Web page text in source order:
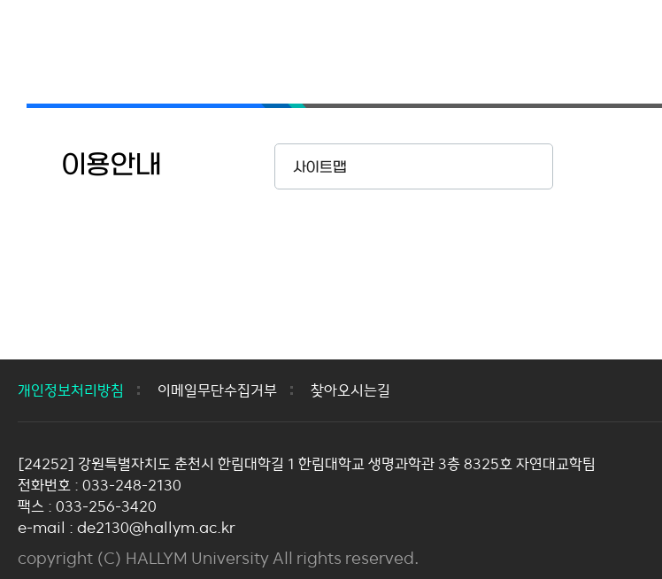
이용안내 사이트맵
개인정보처리방침 이메일무단수집거부 찾아오시는길
[24252] 강원특별자치도 춘천시 한림대학길 1 한림대학교 생명과학관 3층 8325호 자연대교학팀
전화번호 : 033-248-2130
팩스 : 033-256-3420
e-mail : de2130@hallym.ac.kr
copyright (C) HALLYM University All rights reserved.